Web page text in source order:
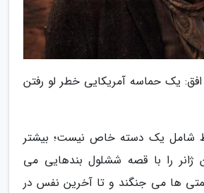
افق: یک حماسه آمریکایی خطر لو رفتن
شامل یک دسته خاص نیست؛ بیشتر
ژانر را با قصه ششلول بندهایی می
ها می جنگند و تا آخرین نفس در